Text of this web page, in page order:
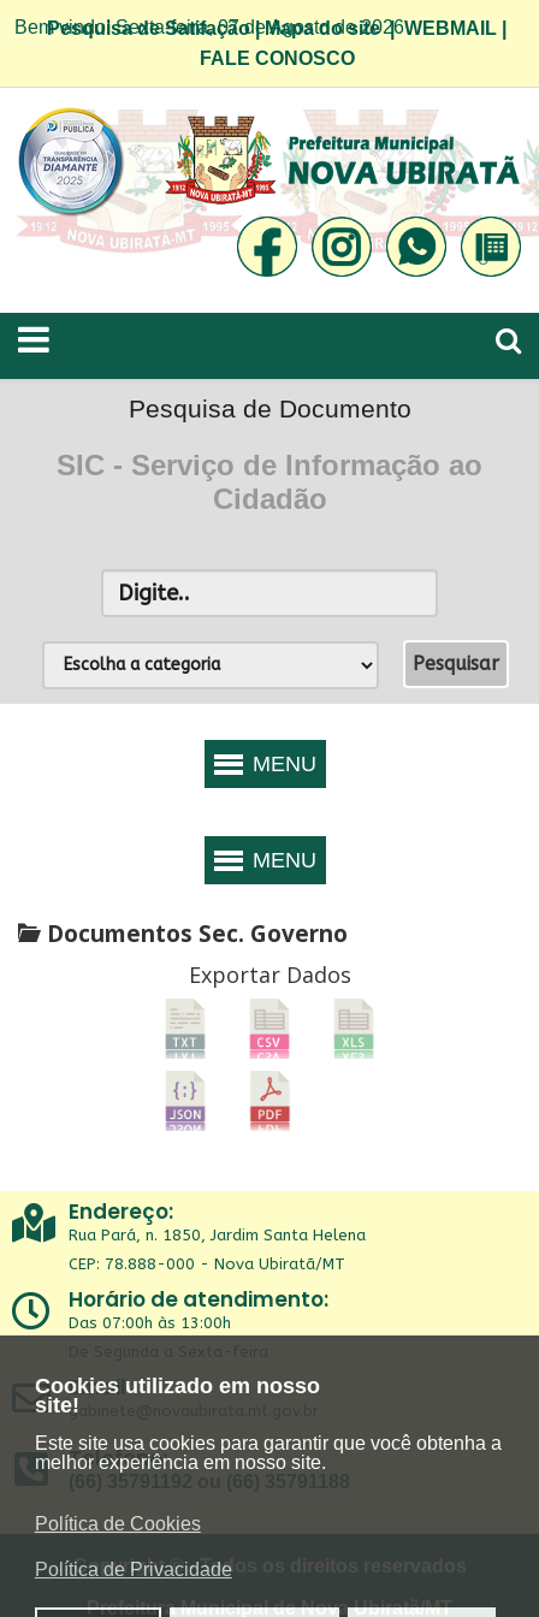
Cookies utilizado em nosso
site!
Este site usa cookies para garantir que você obtenha a
melhor experiência em nosso site.
Política de Cookies
Política de Privacidade
Bem vindo! Sexta-feira, 07 de Agosto de 2026
Pesquisa de Satifação|Mapa do site|WEBMAIL
FALE CONOSCO
Pesquisa de Documento
SIC - Serviço de Informação ao
Cidadão
Documentos Sec. Governo
Exportar Dados
Endereço:
Rua Pará, n. 1850, Jardim Santa Helena
CEP: 78.888-000 - Nova Ubiratã/MT
Horário de atendimento:
Das 07:00h às 13:00h
De Segunda a Sexta-feira
Email:
gabinete@novaubirata.mt.gov.br
Telefone:
(66) 35791192 ou (66) 35791188
Copyright © - Todos os direitos reservados
Prefeitura Municipal de Nova Ubiratã/MT